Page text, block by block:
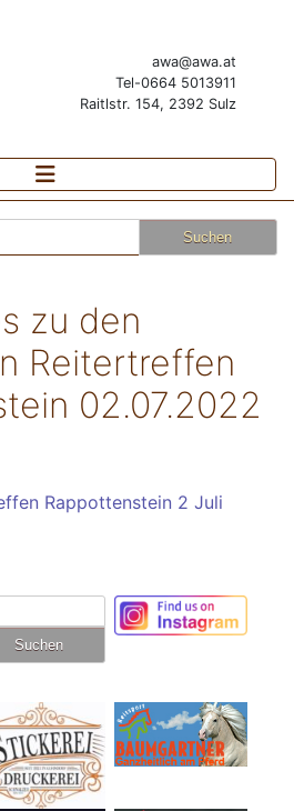
awa@awa.at
Tel-0664 5013911
Raitlstr. 154, 2392 Sulz
zu den
Reitertreffen
02.07.2022
Rappottenstein 2 Juli